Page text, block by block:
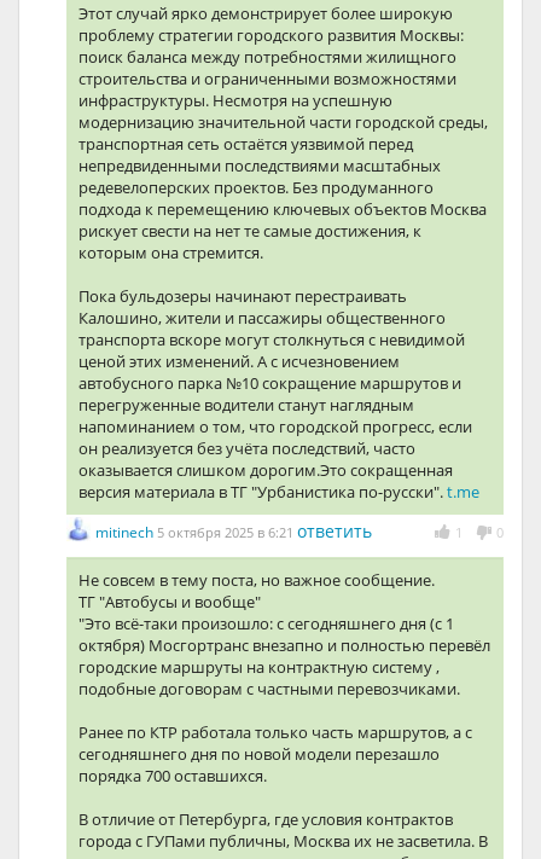
Этот случай ярко демонстрирует более широкую
проблему стратегии городского развития Москвы:
поиск баланса между потребностями жилищного
строительства и ограниченными возможностями
инфраструктуры. Несмотря на успешную
модернизацию значительной части городской среды,
транспортная сеть остаётся уязвимой перед
непредвиденными последствиями масштабных
редевелоперских проектов. Без продуманного
подхода к перемещению ключевых объектов Москва
рискует свести на нет те самые достижения, к
которым она стремится.
Пока бульдозеры начинают перестраивать
Калошино, жители и пассажиры общественного
транспорта вскоре могут столкнуться с невидимой
ценой этих изменений. А с исчезновением
автобусного парка №10 сокращение маршрутов и
перегруженные водители станут наглядным
напоминанием о том, что городской прогресс, если
он реализуется без учёта последствий, часто
оказывается слишком дорогим.Это сокращенная
версия материала в ТГ "Урбанистика по-русски".t.me
1 0
mitinech 5 октября 2025 в 6:21 ответить
Не совсем в тему поста, но важное сообщение.
ТГ "Автобусы и вообще"
"Это всё-таки произошло: с сегодняшнего дня (с 1
октября) Мосгортранс внезапно и полностью перевёл
городские маршруты на контрактную систему ,
подобные договорам с частными перевозчиками.
Ранее по КТР работала только часть маршрутов, а с
сегодняшнего дня по новой модели перезашло
порядка 700 оставшихся.
В отличие от Петербурга, где условия контрактов
города с ГУПами публичны, Москва их не засветила. В